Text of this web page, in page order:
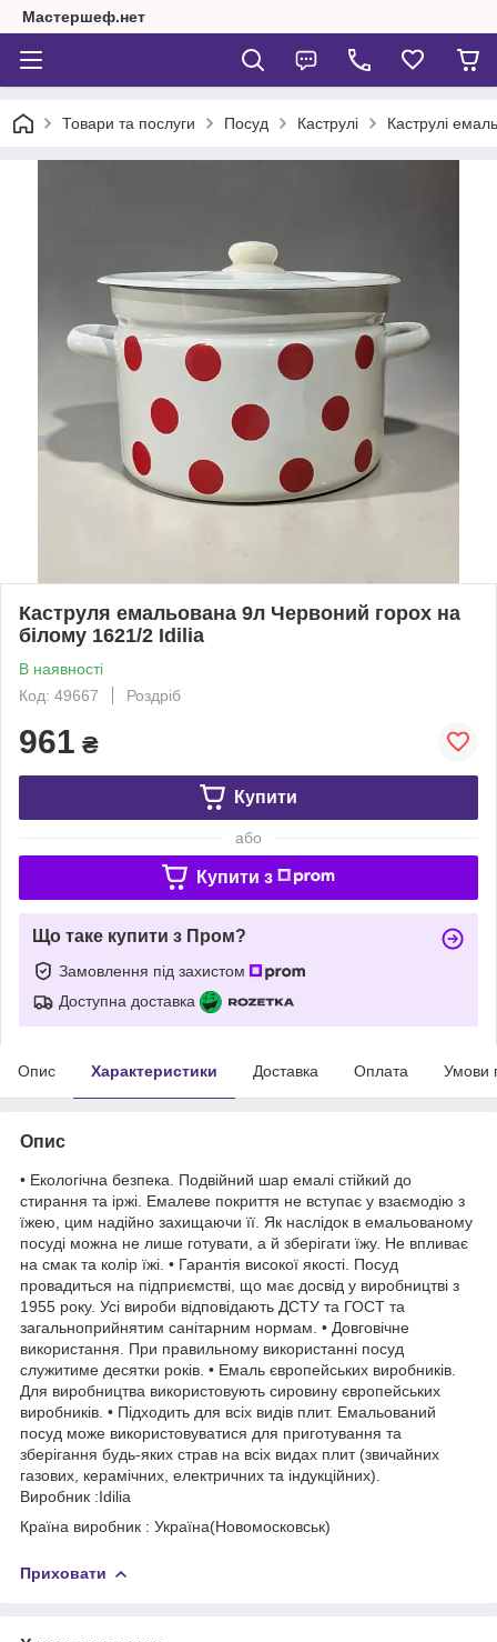
Мастершеф.нет
Товари та послуги Посуд Каструлі Каструлі
Каструля емальована 9л Червоний горох на
білому 1621/2 Idilia
В наявності
Код: 49667
Роздріб
961 ₴
Купити
або
Купити з
Що таке купити з Пром?
Замовлення під захистом
Доступна доставка
Опис Характеристики Доставка Оплата Умови
Опис
• Екологічна безпека. Подвійний шар емалі стійкий до
стирання та іржі. Емалеве покриття не вступає у взаємодію з
їжею, цим надійно захищаючи її. Як наслідок в емальованому
посуді можна не лише готувати, а й зберігати їжу. Не впливає
на смак та колір їжі. • Гарантія високої якості. Посуд
провадиться на підприємстві, що має досвід у виробництві з
1955 року. Усі вироби відповідають ДСТУ та ГОСТ та
загальноприйнятим санітарним нормам. • Довговічне
використання. При правильному використанні посуд
служитиме десятки років. • Емаль європейських виробників.
Для виробництва використовують сировину європейських
виробників. • Підходить для всіх видів плит. Емальований
посуд може використовуватися для приготування та
зберігання будь-яких страв на всіх видах плит (звичайних
газових, керамічних, електричних та індукційних).
Виробник :Idilia
Країна виробник : Україна(Новомосковськ)
Приховати